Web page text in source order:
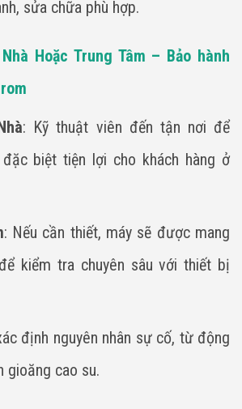
sửa chữa phù hợp.
Hoặc Trung Tâm – Bảo hành
: Kỹ thuật viên đến tận nơi để
biệt tiện lợi cho khách hàng ở
: Nếu cần thiết, máy sẽ được mang
kiểm tra chuyên sâu với thiết bị
định nguyên nhân sự cố, từ động
gioăng cao su.